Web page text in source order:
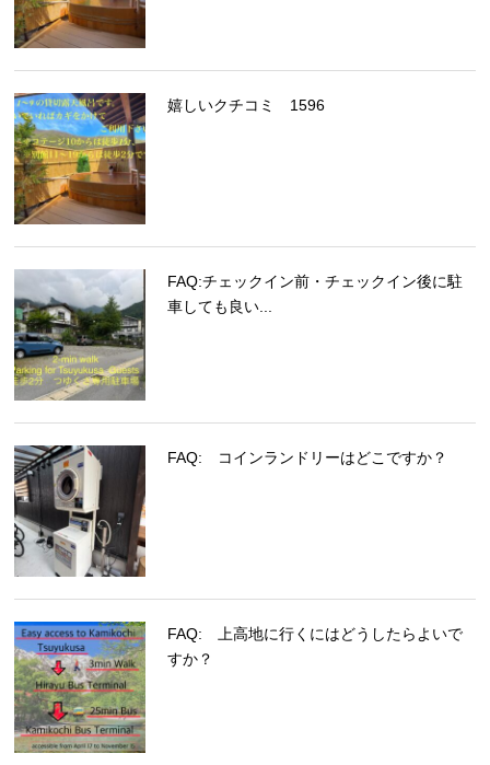
嬉しいクチコミ 1596
FAQ:チェックイン前・チェックイン後に駐
車しても良い...
FAQ: コインランドリーはどこですか？
FAQ: 上高地に行くにはどうしたらよいで
すか？